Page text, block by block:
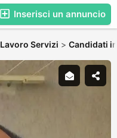
Inserisci un annuncio
Lavoro Servizi > Candidati